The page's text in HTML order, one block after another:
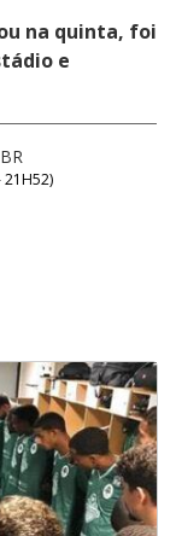
na quinta, foi
e
21H52)